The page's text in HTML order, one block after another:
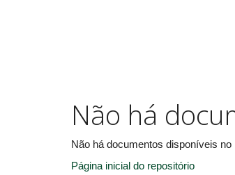
Não há
Não há documentos disponíveis
Página inicial do repositório